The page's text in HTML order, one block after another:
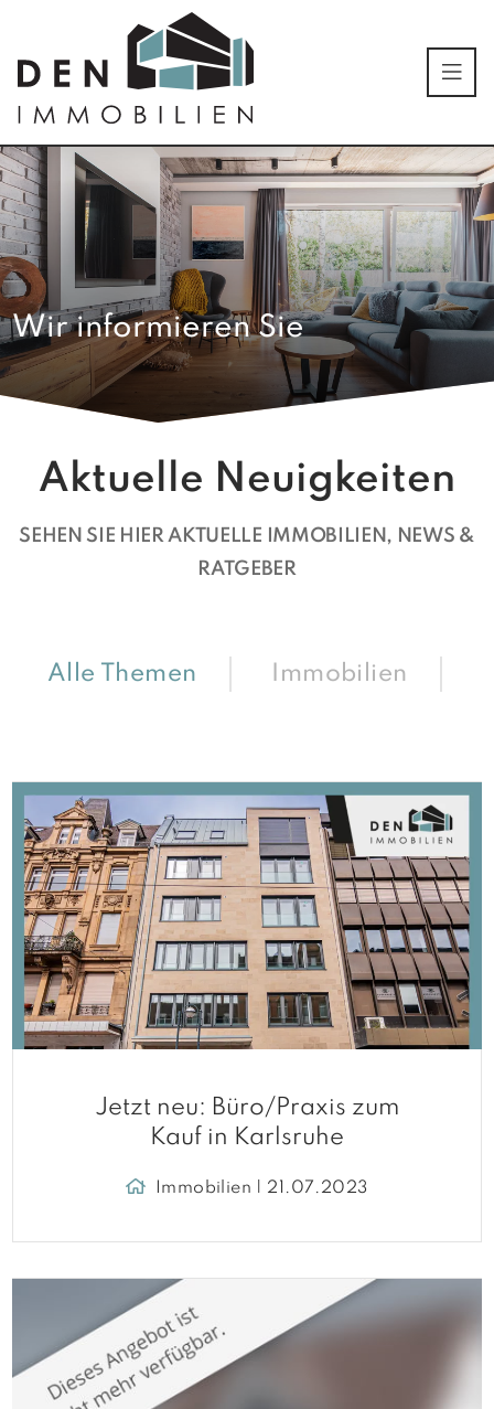
Wir informieren Sie
Aktuelle Neuigkeiten
SEHEN SIE HIER AKTUELLE IMMOBILIEN, NEWS &
RATGEBER
Alle Themen Immobilien
Jetzt neu: Büro/Praxis zum
Kauf in Karlsruhe
Immobilien | 21.07.2023